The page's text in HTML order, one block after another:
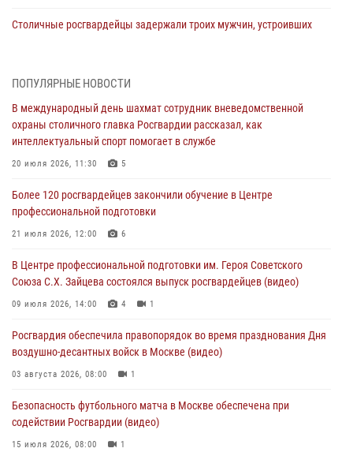
Столичные росгвардейцы задержали троих мужчин, устроивших
матче в Москве обеспечила Росгвардия (видео)
06 августа 2026, 08:30
Столичные росгвардейцы задержали мужчину, устроившего дебош
05 августа 2026, 12:39
Московские росгвардейцы обеспечили безопасность проведения
05 августа 2026, 12:35
Делегация МВД Республики Беларусь ознакомилась с передовыми
04 августа 2026, 18:16 5
ПОПУЛЯРНЫЕ НОВОСТИ
В международный день шахмат сотрудник вневедомственной
охраны столичного главка Росгвардии рассказал, как
интеллектуальный спорт помогает в службе
20 июля 2026, 11:30 5
Более 120 росгвардейцев закончили обучение в Центре
профессиональной подготовки
21 июля 2026, 12:00 6
В Центре профессиональной подготовки им. Героя Советского
Союза С.Х. Зайцева состоялся выпуск росгвардейцев (видео)
09 июля 2026, 14:00 4 1
Росгвардия обеспечила правопорядок во время празднования Дня
воздушно-десантных войск в Москве (видео)
03 августа 2026, 08:00 1
Безопасность футбольного матча в Москве обеспечена при
содействии Росгвардии (видео)
15 июля 2026, 08:00 1